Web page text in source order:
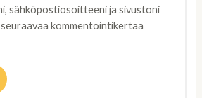
sähköpostiosoitteeni ja sivustoni
kommentointikertaa